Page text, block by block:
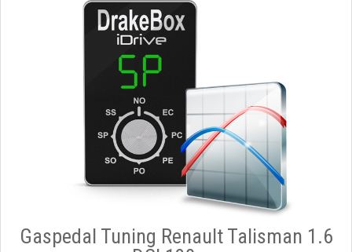
Gaspedal Tuning Renault Talisman 1.6